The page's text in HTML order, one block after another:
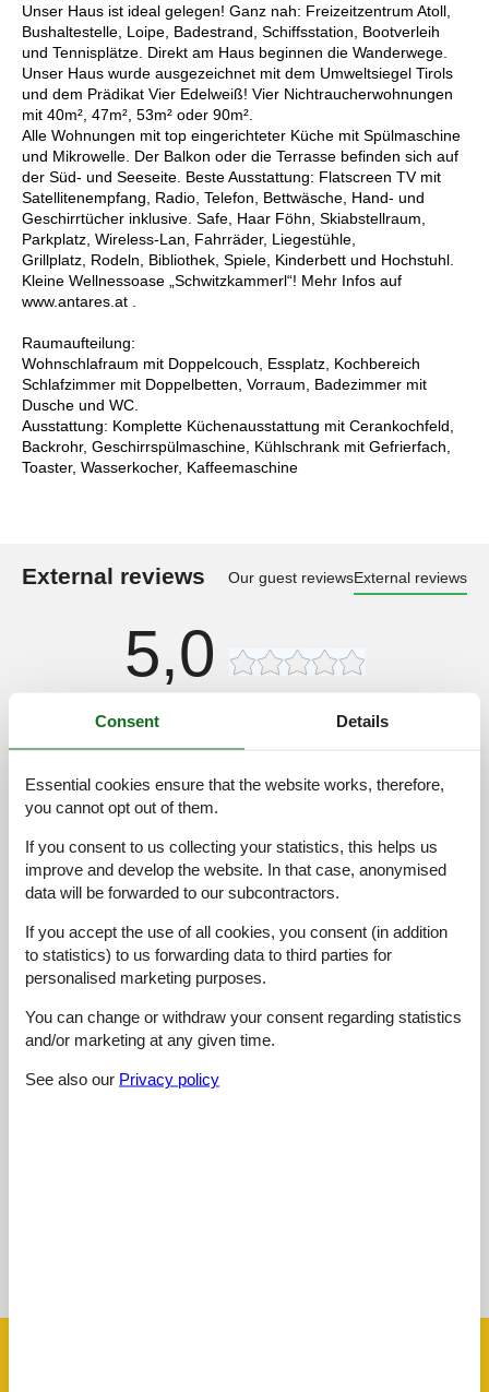
Unser Haus ist ideal gelegen! Ganz nah: Freizeitzentrum Atoll,
Bushaltestelle, Loipe, Badestrand, Schiffsstation, Bootverleih
und Tennisplätze. Direkt am Haus beginnen die Wanderwege.
Unser Haus wurde ausgezeichnet mit dem Umweltsiegel Tirols
und dem Prädikat Vier Edelweiß! Vier Nichtraucherwohnungen
mit 40m², 47m², 53m² oder 90m².
Alle Wohnungen mit top eingerichteter Küche mit Spülmaschine
und Mikrowelle. Der Balkon oder die Terrasse befinden sich auf
der Süd- und Seeseite. Beste Ausstattung: Flatscreen TV mit
Satellitenempfang, Radio, Telefon, Bettwäsche, Hand- und
Geschirrtücher inklusive. Safe, Haar Föhn, Skiabstellraum,
Parkplatz, Wireless-Lan, Fahrräder, Liegestühle,
Grillplatz, Rodeln, Bibliothek, Spiele, Kinderbett und Hochstuhl.
Kleine Wellnessoase „Schwitzkammerl“! Mehr Infos auf
www.antares.at .
Raumaufteilung:
Wohnschlafraum mit Doppelcouch, Essplatz, Kochbereich
Schlafzimmer mit Doppelbetten, Vorraum, Badezimmer mit
Dusche und WC.
Ausstattung: Komplette Küchenausstattung mit Cerankochfeld,
Backrohr, Geschirrspülmaschine, Kühlschrank mit Gefrierfach,
Toaster, Wasserkocher, Kaffeemaschine
External reviews Our guest reviewsExternal reviews
5,0
Location:
Overall:
Room:
Services on site:
Value for money:
5,0
Cleaning: 5 Location:
Room:
5 Services on site: 5 Value for money:
5
General:
einem Erker, wo man schon beim Frühstück die schöne
Consent Details
Essential cookies ensure that the website works, therefore,
you cannot opt out of them.
If you consent to us collecting your statistics, this helps us
improve and develop the website. In that case, anonymised
data will be forwarded to our subcontractors.
If you accept the use of all cookies, you consent (in addition
to statistics) to us forwarding data to third parties for
personalised marketing purposes.
You can change or withdraw your consent regarding statistics
and/or marketing at any given time.
See also our Privacy policy